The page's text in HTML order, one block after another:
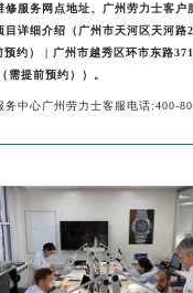
修服务网点地址、广州劳力士客户
目详细介绍（广州市天河区天河路
预约） | 广州市越秀区环市东路
需提前预约））。
务中心广州劳力士客服电话:400-